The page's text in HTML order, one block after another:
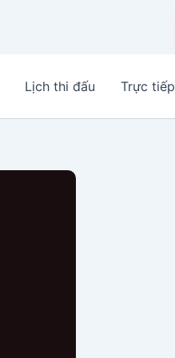
Lịch thi đấu Trực tiếp